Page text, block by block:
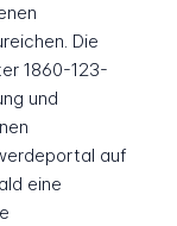
Die
1860-123-
und
auf
eine